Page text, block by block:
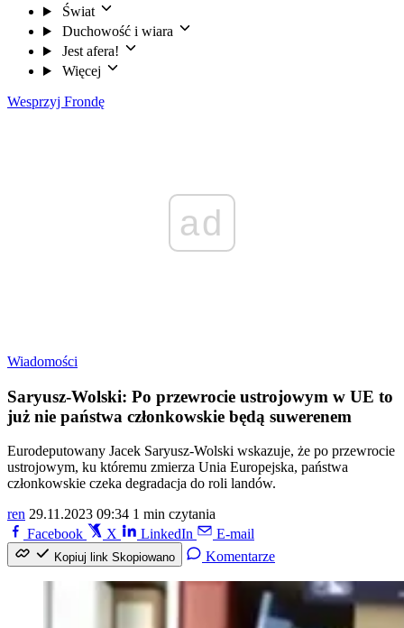
Świat
Duchowość i wiara
Jest afera!
Więcej
Wesprzyj Frondę
ad
Wiadomości
Saryusz-Wolski: Po przewrocie ustrojowym w UE to
już nie państwa członkowskie będą suwerenem
Eurodeputowany Jacek Saryusz-Wolski wskazuje, że po przewrocie
ustrojowym, ku któremu zmierza Unia Europejska, państwa
członkowskie czeka degradacja do roli landów.
ren 29.11.2023 09:34 1 min czytania
Facebook
X LinkedIn E-mail
Kopiuj link Skopiowano Komentarze